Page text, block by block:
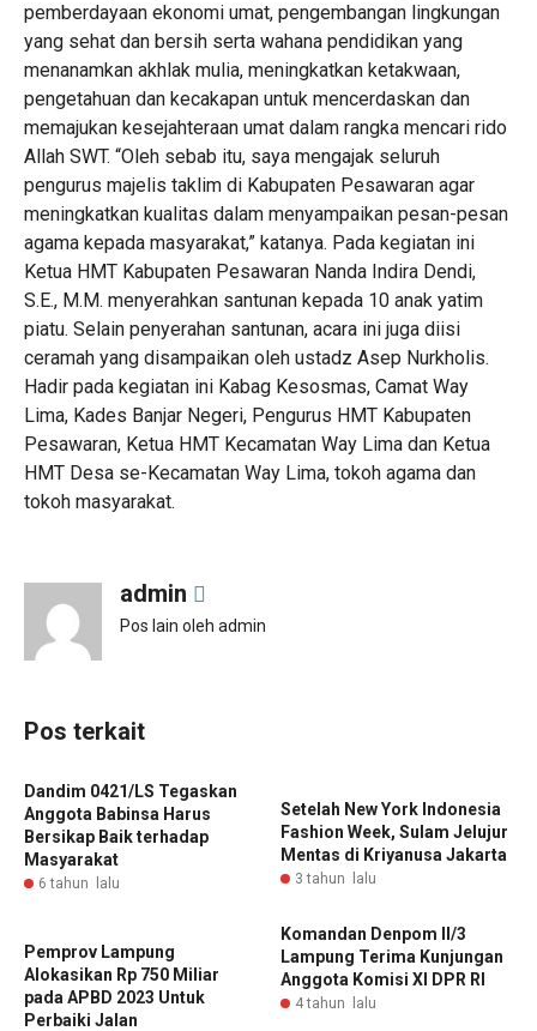
pemberdayaan ekonomi umat, pengembangan lingkungan
yang sehat dan bersih serta wahana pendidikan yang
menanamkan akhlak mulia, meningkatkan ketakwaan,
pengetahuan dan kecakapan untuk mencerdaskan dan
memajukan kesejahteraan umat dalam rangka mencari rido
Allah SWT. “Oleh sebab itu, saya mengajak seluruh
pengurus majelis taklim di Kabupaten Pesawaran agar
meningkatkan kualitas dalam menyampaikan pesan-pesan
agama kepada masyarakat,” katanya. Pada kegiatan ini
Ketua HMT Kabupaten Pesawaran Nanda Indira Dendi,
S.E., M.M. menyerahkan santunan kepada 10 anak yatim
piatu. Selain penyerahan santunan, acara ini juga diisi
ceramah yang disampaikan oleh ustadz Asep Nurkholis.
Hadir pada kegiatan ini Kabag Kesosmas, Camat Way
Lima, Kades Banjar Negeri, Pengurus HMT Kabupaten
Pesawaran, Ketua HMT Kecamatan Way Lima dan Ketua
HMT Desa se-Kecamatan Way Lima, tokoh agama dan
tokoh masyarakat.
admin
Pos lain oleh admin
Pos terkait
Dandim 0421/LS Tegaskan
Anggota Babinsa Harus
Bersikap Baik terhadap
Masyarakat
6 tahun lalu
Setelah New York Indonesia
Fashion Week, Sulam Jelujur
Mentas di Kriyanusa Jakarta
3 tahun lalu
Pemprov Lampung
Alokasikan Rp 750 Miliar
pada APBD 2023 Untuk
Perbaiki Jalan
Komandan Denpom II/3
Lampung Terima Kunjungan
Anggota Komisi XI DPR RI
4 tahun lalu